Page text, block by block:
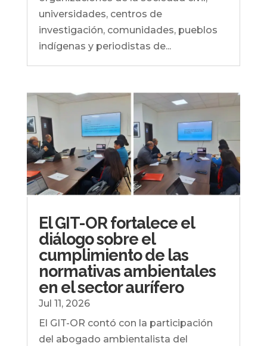
universidades, centros de
investigación, comunidades, pueblos
indígenas y periodistas de...
El GIT-OR fortalece el
diálogo sobre el
cumplimiento de las
normativas ambientales
en el sector aurífero
Jul 11, 2026
El GIT-OR contó con la participación
del abogado ambientalista del